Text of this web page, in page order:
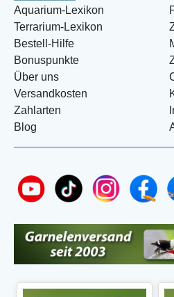
Aquarium-Lexikon
Terrarium-Lexikon
Bestell-Hilfe
Bonuspunkte
Über uns
Versandkosten
Zahlarten
Blog